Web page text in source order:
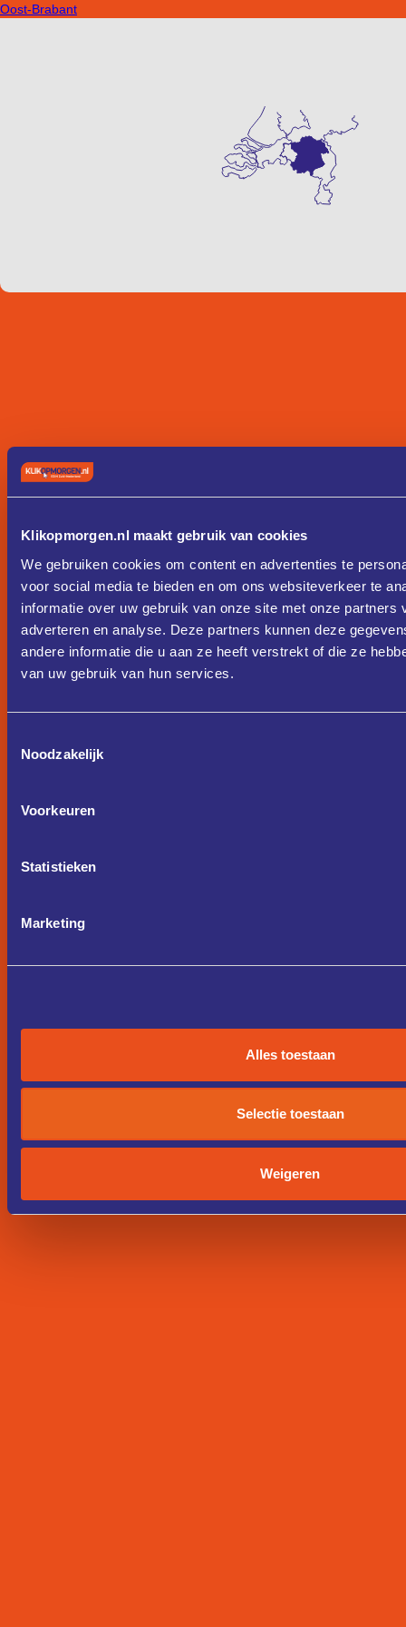
Klikopmorgen.nl maakt gebruik van cookies
We gebruiken cookies om content en advertenties te
voor social media te bieden en om ons websiteverkeer te
informatie over uw gebruik van onze site met onze partners
adverteren en analyse. Deze partners kunnen deze
andere informatie die u aan ze heeft verstrekt of die ze
van uw gebruik van hun services.
Noodzakelijk
Voorkeuren
Statistieken
Marketing
Alles toestaan
Selectie toestaan
Weigeren
Oost-Brabant